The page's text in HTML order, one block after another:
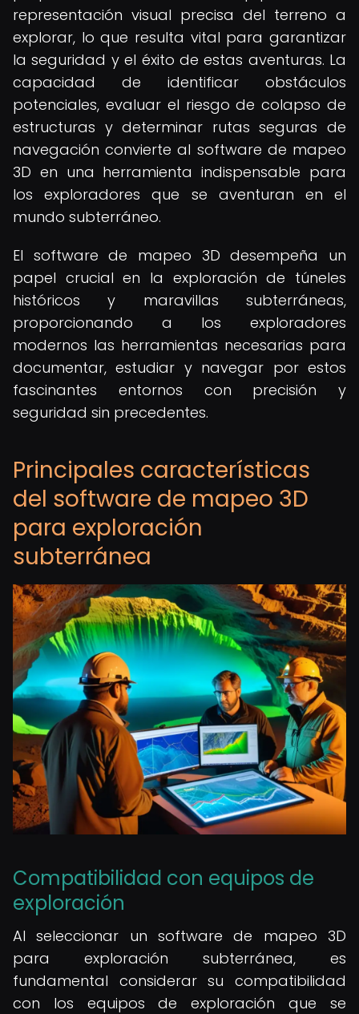
representación visual precisa del terreno a
explorar, lo que resulta vital para garantizar
la seguridad y el éxito de estas aventuras. La
capacidad de identificar obstáculos
potenciales, evaluar el riesgo de colapso de
estructuras y determinar rutas seguras de
navegación convierte al software de mapeo
3D en una herramienta indispensable para
los exploradores que se aventuran en el
mundo subterráneo.
El software de mapeo 3D desempeña un
papel crucial en la exploración de túneles
históricos y maravillas subterráneas,
proporcionando a los exploradores
modernos las herramientas necesarias para
documentar, estudiar y navegar por estos
fascinantes entornos con precisión y
seguridad sin precedentes.
Principales características
del software de mapeo 3D
para exploración
subterránea
Compatibilidad con equipos de
exploración
Al seleccionar un software de mapeo 3D
para exploración subterránea, es
fundamental considerar su compatibilidad
con los equipos de exploración que se